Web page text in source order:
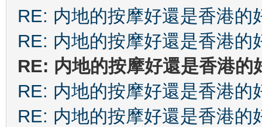
RE: 内地的按摩好還是香港的
RE: 内地的按摩好還是香港的
RE: 内地的按摩好還是香港的
RE: 内地的按摩好還是香港的
RE: 内地的按摩好還是香港的